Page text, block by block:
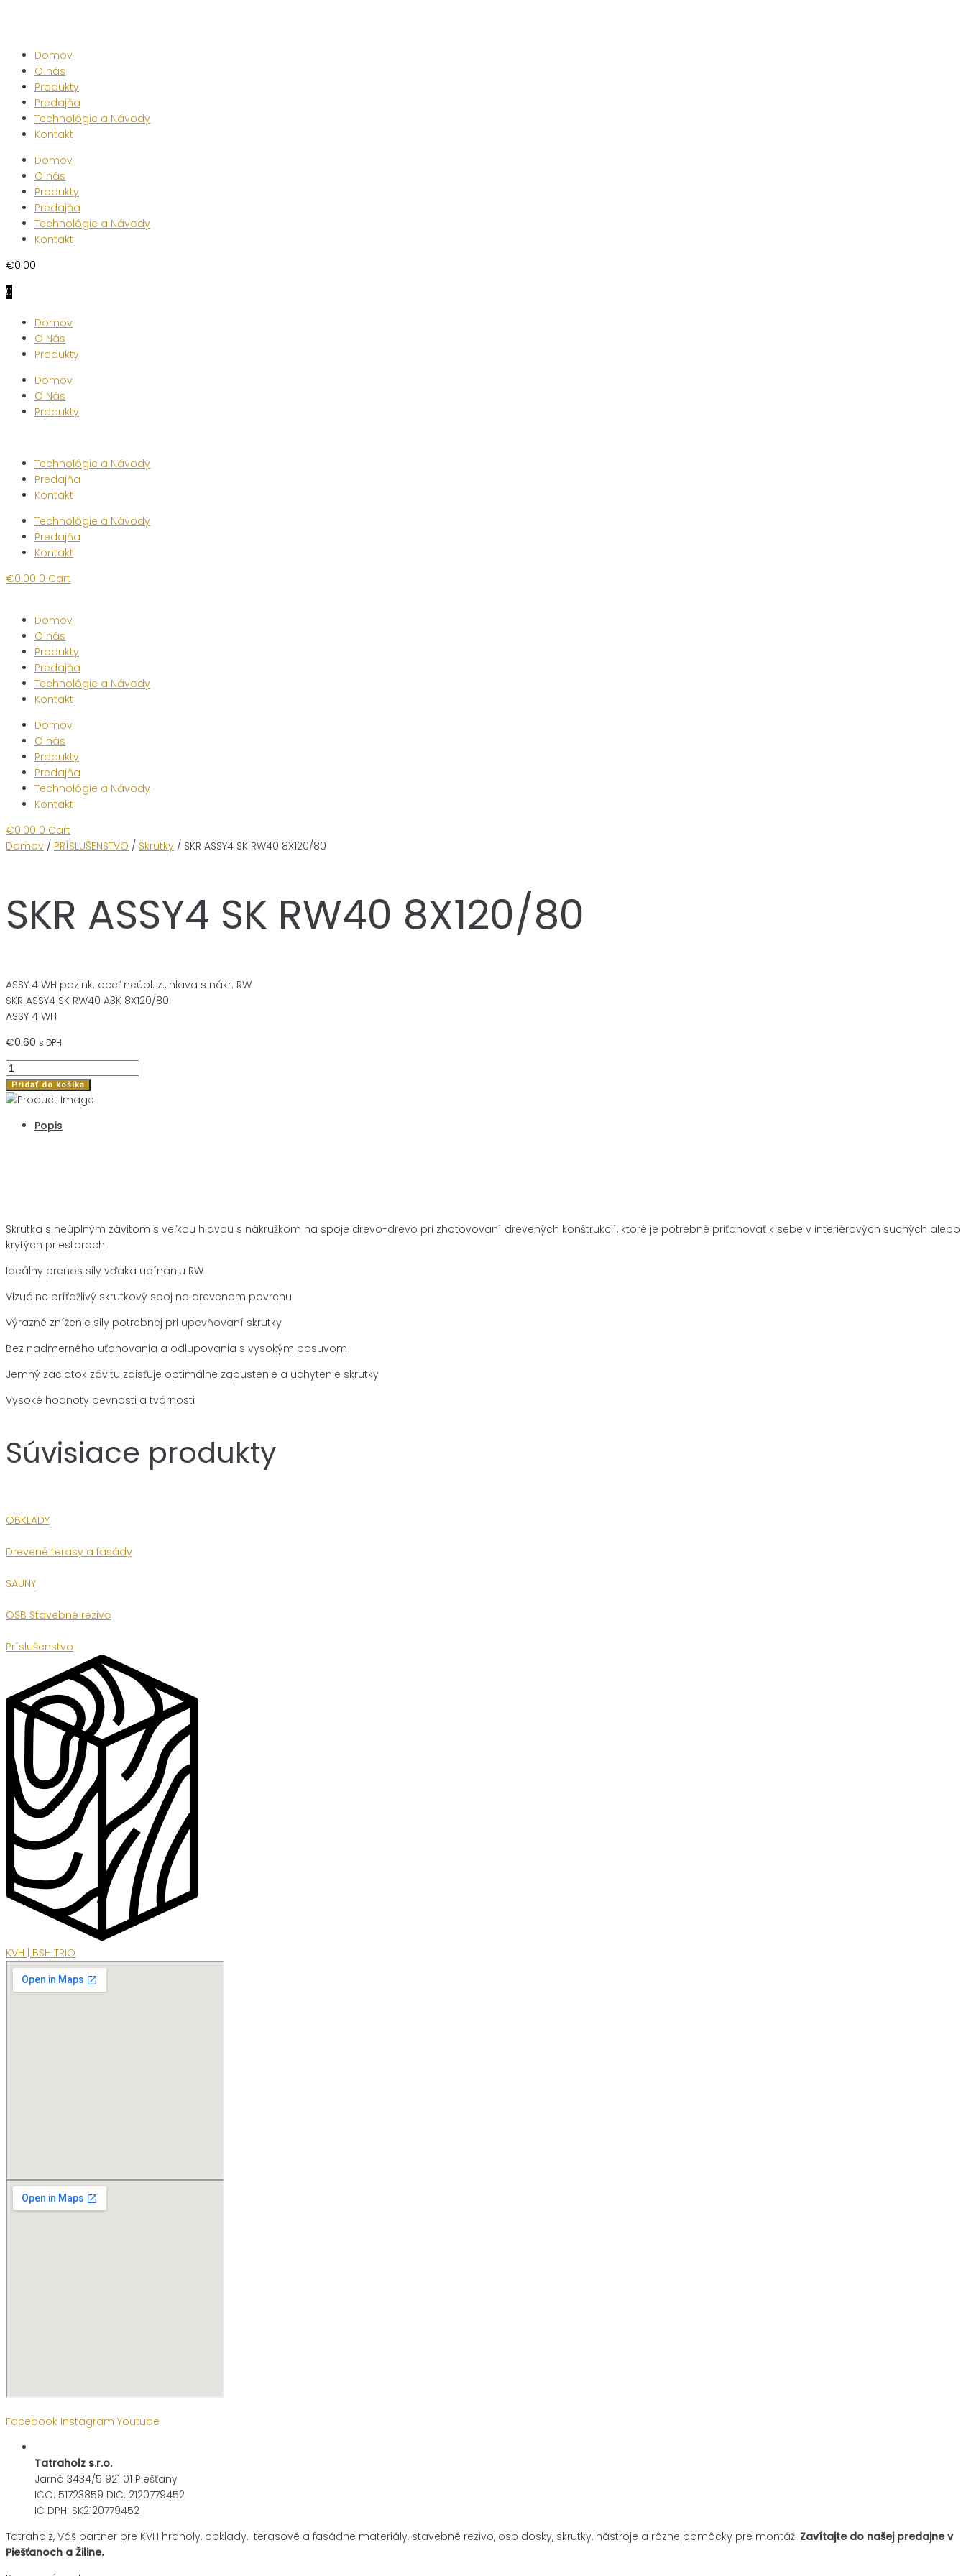
Domov
O nás
Produkty
Predajňa
Technológie a Návody
Kontakt
Domov
O nás
Produkty
Predajňa
Technológie a Návody
Kontakt
€0.00
0
Domov
O Nás
Produkty
Domov
O Nás
Produkty
Technológie a Návody
Predajňa
Kontakt
Technológie a Návody
Predajňa
Kontakt
€0.00 0 Cart
Domov
O nás
Produkty
Predajňa
Technológie a Návody
Kontakt
Domov
O nás
Produkty
Predajňa
Technológie a Návody
Kontakt
€0.00 0 Cart
Domov / PRÍSLUŠENSTVO / Skrutky / SKR ASSY4 SK RW40 8X120/80
SKR ASSY4 SK RW40 8X120/80
ASSY 4 WH pozink. oceľ neúpl. z., hlava s nákr. RW
SKR ASSY4 SK RW40 A3K 8X120/80
ASSY 4 WH
€0.60 s DPH
množstvo
SKR
ASSY4
RW40
Pridať do košíka
Popis
Skrutka s neúplným závitom s veľkou hlavou s nákružkom na spoje drevo-drevo pri zhotovovaní drevených konštrukcií, ktoré je potrebné priťahovať k sebe v interiérových suchých alebo
krytých priestoroch
Ideálny prenos sily vďaka upínaniu RW
Vizuálne príťažlivý skrutkový spoj na drevenom povrchu
Výrazné zníženie sily potrebnej pri upevňovaní skrutky
Bez nadmerného uťahovania a odlupovania s vysokým posuvom
Jemný začiatok závitu zaisťuje optimálne zapustenie a uchytenie skrutky
Vysoké hodnoty pevnosti a tvárnosti
Súvisiace produkty
OBKLADY
Drevené terasy a fasády
SAUNY
OSB Stavebné rezivo
Príslušenstvo
KVH | BSH TRIO
Facebook Instagram Youtube
Tatraholz s.r.o.
Jarná 3434/5 921 01 Piešťany
IČO: 51723859 DIČ: 2120779452
IČ DPH: SK2120779452
Tatraholz, Váš partner pre KVH hranoly, obklady, terasové a fasádne materiály, stavebné rezivo, osb dosky, skrutky, nástroje a rôzne pomôcky pre montáž. Zavítajte do našej predajne v
Piešťanoch a Žiline.